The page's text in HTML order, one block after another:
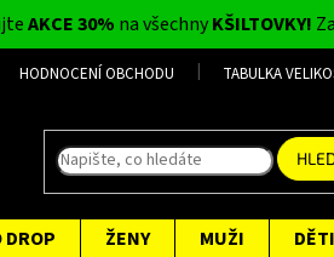
AKCE 30% na všechnyKŠILTOVKY!
HODNOCENÍ OBCHODU TABULKA
ŽENY MUŽI DĚTI